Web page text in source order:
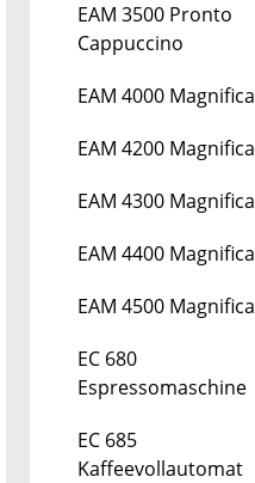
EAM 3500 Pronto
Cappuccino
EAM 4000 Magnifica
EAM 4200 Magnifica
EAM 4300 Magnifica
EAM 4400 Magnifica
EAM 4500 Magnifica
EC 680
Espressomaschine
EC 685
Kaffeevollautomat